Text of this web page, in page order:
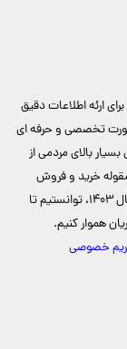
ارئه اطلاعات دقیق
تخصصی و حرفه ای
بالای مردمی از
خرید و فروش
ملک در شهر مهستان، با ایجاد سایت املاک مهستان در سال 1403، توانستیم تا
هموار کنیم.
خصوصی